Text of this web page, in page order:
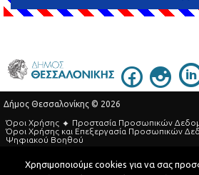
Δήμος Θεσσαλονίκης © 2026
Όροι Χρήσης
Προστασία Προσωπικών
Όροι Xρήσης και Eπεξεργασία Προσωπικών
Ψηφιακού Βοηθού
Τηλεφωνικός Κατάλογος
Χρησιμοποιούμε cookies για να σας